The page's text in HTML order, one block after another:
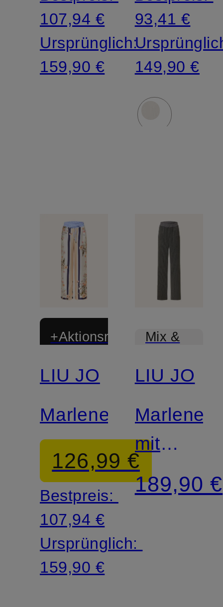
107,94 €
Ursprünglich:
159,90 €
93,41 €
149,90 €
+Aktionsrabatt
LIU JO
Marlenehose
126,99 €
Bestpreis:
107,94 €
Ursprünglich:
159,90 €
Mix &
LIU JO
mit
189,90 €